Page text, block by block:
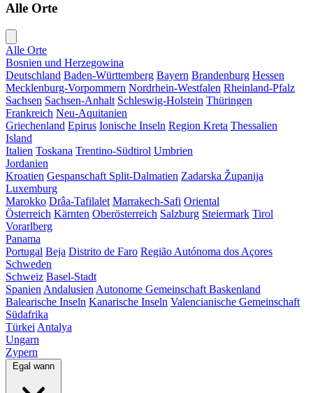
Alle Orte
Alle Orte
Bosnien und Herzegowina
Deutschland Baden-Württemberg Bayern Brandenburg Hessen
Mecklenburg-Vorpommern Nordrhein-Westfalen Rheinland-Pfalz
Sachsen Sachsen-Anhalt Schleswig-Holstein Thüringen
Frankreich Neu-Aquitanien
Griechenland Epirus Ionische Inseln Region Kreta Thessalien
Island
Italien Toskana Trentino-Südtirol Umbrien
Jordanien
Kroatien Gespanschaft Split-Dalmatien Zadarska Županija
Luxemburg
Marokko Drâa-Tafilalet Marrakech-Safi Oriental
Österreich Kärnten Oberösterreich Salzburg Steiermark Tirol
Vorarlberg
Panama
Portugal Beja Distrito de Faro Região Autónoma dos Açores
Schweden
Schweiz Basel-Stadt
Spanien Andalusien Autonome Gemeinschaft Baskenland
Balearische Inseln Kanarische Inseln Valencianische Gemeinschaft
Südafrika
Türkei Antalya
Ungarn
Zypern
Egal wann